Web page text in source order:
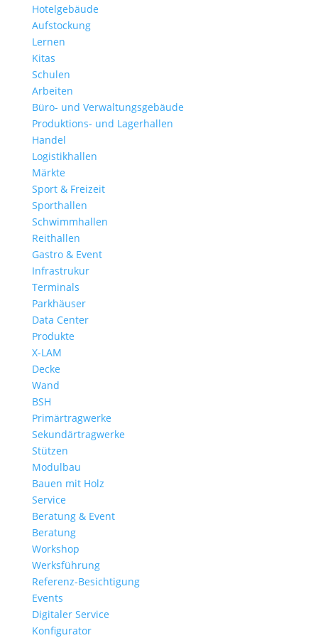
Hotelgebäude
Aufstockung
Lernen
Kitas
Schulen
Arbeiten
Büro- und Verwaltungs­gebäude
Produktions- und Lagerhallen
Handel
Logistikhallen
Märkte
Sport & Freizeit
Sporthallen
Schwimmhallen
Reithallen
Gastro & Event
Infrastrukur
Terminals
Parkhäuser
Data Center
Produkte
X-LAM
Decke
Wand
BSH
Primärtragwerke
Sekundärtragwerke
Stützen
Modulbau
Bauen mit Holz
Service
Beratung & Event
Beratung
Workshop
Werksführung
Referenz-Besichtigung
Events
Digitaler Service
Konfigurator